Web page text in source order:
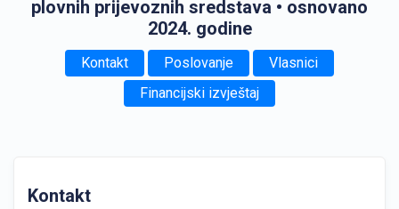
plovnih prijevoznih sredstava • osnovano
2024. godine
Kontakt Poslovanje
Vlasnici
Financijski izvještaj
Kontakt